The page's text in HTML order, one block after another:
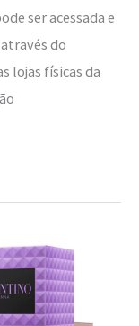
ser acessada e
do
lojas físicas da